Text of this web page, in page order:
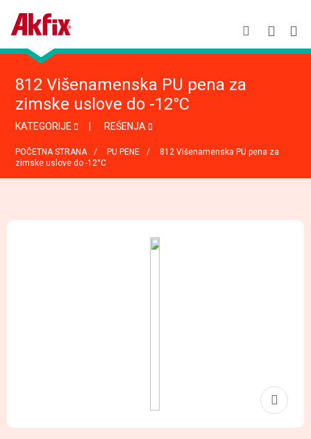
812 Višenamenska PU pena za
zimske uslove do -12°C
KATEGORIJE REŠENJA
POČETNA STRANA PU PENE
812 Višenamenska PU pena za
zimske uslove do -12°C